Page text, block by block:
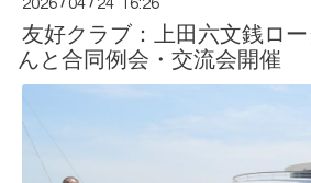
2026 04 24 16:26
友好クラブ：上田六文銭ロ
んと合同例会・交流会開催